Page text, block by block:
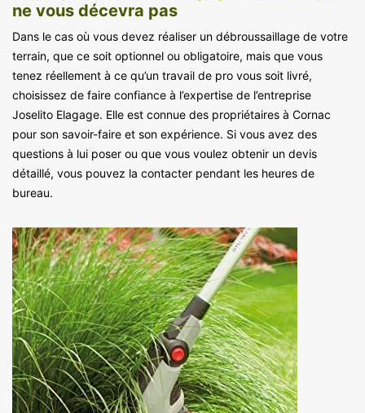
ne vous décevra pas
Dans le cas où vous devez réaliser un débroussaillage de votre
terrain, que ce soit optionnel ou obligatoire, mais que vous
tenez réellement à ce qu’un travail de pro vous soit livré,
choisissez de faire confiance à l’expertise de l’entreprise
Joselito Elagage. Elle est connue des propriétaires à Cornac
pour son savoir-faire et son expérience. Si vous avez des
questions à lui poser ou que vous voulez obtenir un devis
détaillé, vous pouvez la contacter pendant les heures de
bureau.